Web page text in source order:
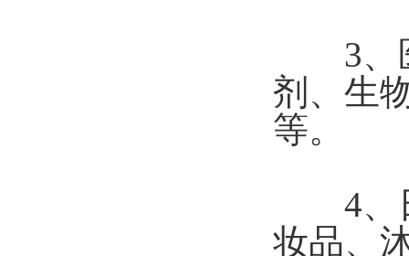
3、医
剂、生
等。
4、日
妆品、